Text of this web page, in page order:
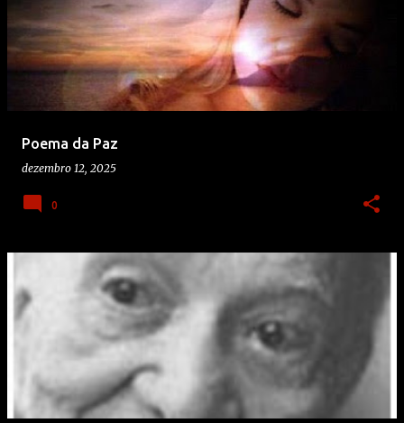
Poema da Paz
dezembro 12, 2025
0